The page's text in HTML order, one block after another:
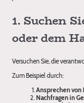
1. Suchen
oder dem
Versuchen Sie, die
Zum Beispiel durch:
Ansprechen von
Nachfragen in